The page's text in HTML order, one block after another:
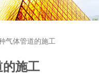
气体管道的施工
的施工